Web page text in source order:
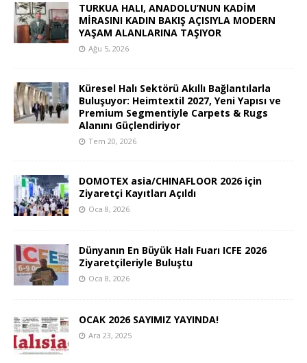
TURKUA HALI, ANADOLU’NUN KADİM
MİRASINI KADIN BAKIŞ AÇISIYLA MODERN
YAŞAM ALANLARINA TAŞIYOR
Ağu 5, 2026
Küresel Halı Sektörü Akıllı Bağlantılarla
Buluşuyor: Heimtextil 2027, Yeni Yapısı ve
Premium Segmentiyle Carpets & Rugs
Alanını Güçlendiriyor
Tem 20, 2026
DOMOTEX asia/CHINAFLOOR 2026 için
Ziyaretçi Kayıtları Açıldı
Oca 8, 2026
Dünyanın En Büyük Halı Fuarı ICFE 2026
Ziyaretçileriyle Buluştu
Oca 8, 2026
OCAK 2026 SAYIMIZ YAYINDA!
Ara 23, 2025